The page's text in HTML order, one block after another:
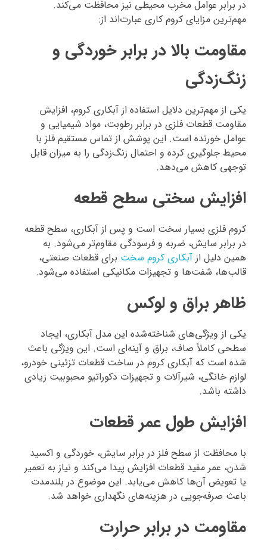
در برابر عوامل مخرب محیطی نیز محافظت می‌کند.
مهم‌ترین مزایای کروم کاری عبارت‌اند از:
مقاومت بالا در برابر خوردگی و
زنگ‌زدگی
یکی از مهم‌ترین دلایل استفاده از آبکاری کروم، افزایش
مقاومت قطعات فلزی در برابر رطوبت، مواد شیمیایی و
عوامل خورنده است. این پوشش از تماس مستقیم فلز با
محیط جلوگیری کرده و احتمال زنگ‌زدگی را به میزان قابل
توجهی کاهش می‌دهد.
افزایش سختی سطح قطعه
کروم فلزی بسیار سخت است و پس از آبکاری، سطح قطعه
در برابر سایش، ضربه و فرسودگی مقاوم‌تر می‌شود. به
همین دلیل از آبکاری کروم سخت برای قطعات صنعتی،
قالب‌ها، شفت‌ها و تجهیزات مکانیکی استفاده می‌شود.
ظاهر براق و لوکس
یکی از ویژگی‌های شناخته‌شده این مدل آبکاری، ایجاد
سطحی کاملاً صاف، براق و آینه‌ای است. این ویژگی باعث
شده است که آبکاری کروم در ساخت قطعات تزئینی خودرو،
لوازم خانگی، شیرآلات و تجهیزات دکوراتیو محبوبیت زیادی
داشته باشد.
افزایش طول عمر قطعات
با محافظت از سطح فلز در برابر سایش، خوردگی و اکسید
شدن، عمر مفید قطعات افزایش پیدا می‌کند و نیاز به تعمیر
یا تعویض آن‌ها کاهش می‌یابد. این موضوع در بلندمدت
باعث صرفه‌جویی در هزینه‌های نگهداری خواهد شد.
مقاومت در برابر حرارت